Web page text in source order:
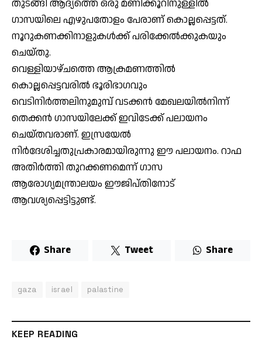
തുടങ്ങി ആദ്യത്തെ ഒരു മണിക്കൂറിനുള്ളിൽ
ഗാസയിലെ എഴുപതോളം പേരാണ് കൊല്ലപ്പെട്ടത്.
നൂറുകണക്കിനാളുകൾക്ക്‌ പരിക്കേൽക്കുകയും
ചെയ്തു.
വെള്ളിയാഴ്ചത്തെ ആക്രമണത്തിൽ
കൊല്ലപ്പെട്ടവരിൽ ഭൂരിഭാഗവും
വെടിനിർത്തലിനുമുമ്പ്‌ വടക്കൻ മേഖലയിൽനിന്ന്‌
തെക്കൻ ഗാസയിലേക്ക്‌ ഇവിടേക്ക്‌ പലായനം
ചെയ്തവരാണ്‌. ഇസ്രയേൽ
നിർദേശിച്ചതുപ്രകാരമായിരുന്നു ഈ പലായനം. റാഫ
അതിർത്തി തുറക്കണമെന്ന്‌ ഗാസ
ആരോഗ്യമന്ത്രാലയം ഈജിപ്തിനോട്‌
ആവശ്യപ്പെട്ടിട്ടുണ്ട്.
Share Tweet Share
gaza israel palastine
KEEP READING